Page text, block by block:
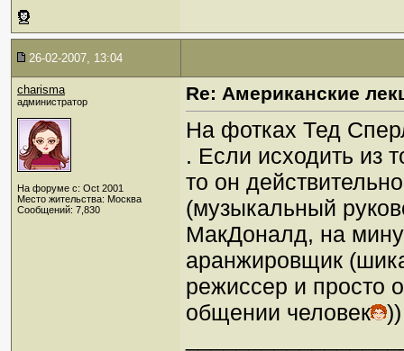
26-02-2007, 13:04
charisma
администратор
На форуме с: Oct 2001
Место жительства: Москва
Сообщений: 7,830
Re: Американские
На фотках Тед
. Если исходить из
то он
(музыкальный
МакДоналд, на
аранжировщик
режиссер и просто
общении человек
))